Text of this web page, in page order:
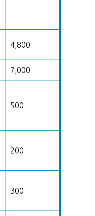
4,800
7,000
500
200
300